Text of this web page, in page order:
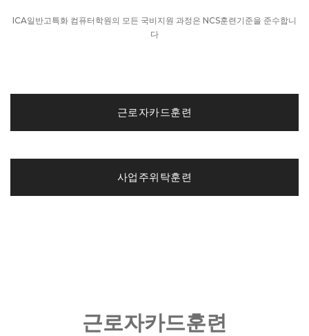
ICA일반고특화 컴퓨터학원의 모든 국비지원 과정은 NCS훈련기준을 준수합니
다
근로자카드훈련
사업주위탁훈련
근로자카드훈련